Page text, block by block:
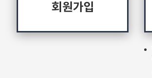
회원가입